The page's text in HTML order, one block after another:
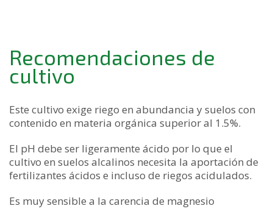
Recomendaciones de
cultivo
Este cultivo exige riego en abundancia y suelos con
contenido en materia orgánica superior al 1.5%.
El pH debe ser ligeramente ácido por lo que el
cultivo en suelos alcalinos necesita la aportación de
fertilizantes ácidos e incluso de riegos acidulados.
Es muy sensible a la carencia de magnesio